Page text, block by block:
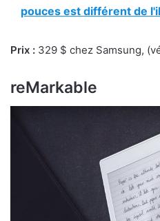
pouces est différent de
Prix : 329 $ chez Samsung,
reMarkable